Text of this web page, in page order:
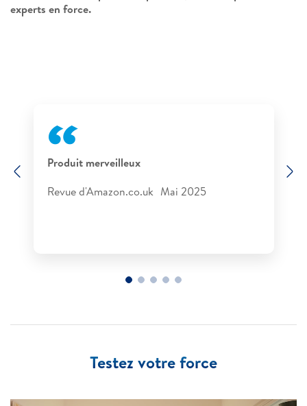
experts en force.
Previous
Produit merveilleux
Revue d'Amazon.co.uk​ Mai 2025​
Testez votre force